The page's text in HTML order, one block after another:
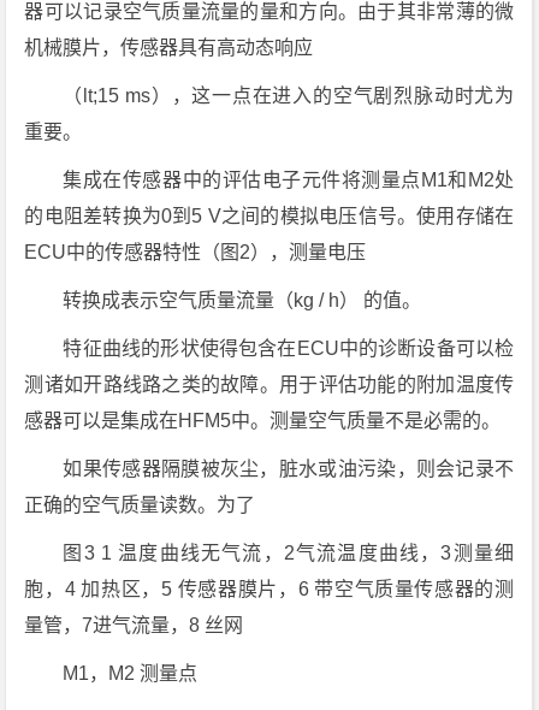
器可以记录空气质量流量的量和方向。由于其非常薄的微
机械膜片，传感器具有高动态响应
（lt;15 ms），这一点在进入的空气剧烈脉动时尤为
重要。
集成在传感器中的评估电子元件将测量点M1和M2处
的电阻差转换为0到5 V之间的模拟电压信号。使用存储在
ECU中的传感器特性（图2），测量电压
转换成表示空气质量流量（kg / h） 的值。
特征曲线的形状使得包含在ECU中的诊断设备可以检
测诸如开路线路之类的故障。用于评估功能的附加温度传
感器可以是集成在HFM5中。测量空气质量不是必需的。
如果传感器隔膜被灰尘，脏水或油污染，则会记录不
正确的空气质量读数。为了
图3 1 温度曲线无气流，2气流温度曲线，3测量细
胞，4 加热区，5 传感器膜片，6 带空气质量传感器的测
量管，7进气流量，8 丝网
M1，M2 测量点